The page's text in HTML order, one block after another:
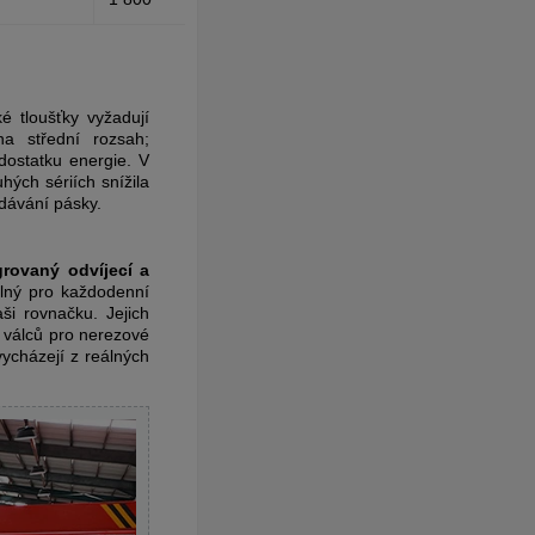
tloušťky vyžadují
střední rozsah;
energie. V
sériích snížila
pásky.
odvíjecí a
pro každodenní
rovnačku.
Jejich
pro nerezové
z reálných